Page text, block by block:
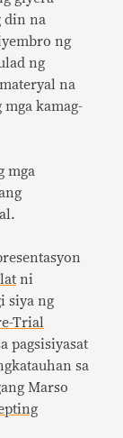
din na
ng
ng
na
mga kamag-
mga
ni
siya ng
Trial
pagsisiyasat
sa
Marso